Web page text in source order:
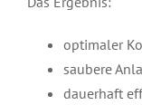
optimaler
saubere
dauerhaft